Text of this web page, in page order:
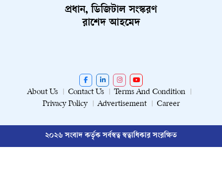
প্রধান, ডিজিটাল সংস্করণ
রাশেদ আহমেদ
About Us Contact Us
Terms And Condition
Privacy Policy
Advertisement Career
২০২৬ সংবাদ কর্তৃক সর্বস্বত্ব স্বত্বাধিকার সংরক্ষিত